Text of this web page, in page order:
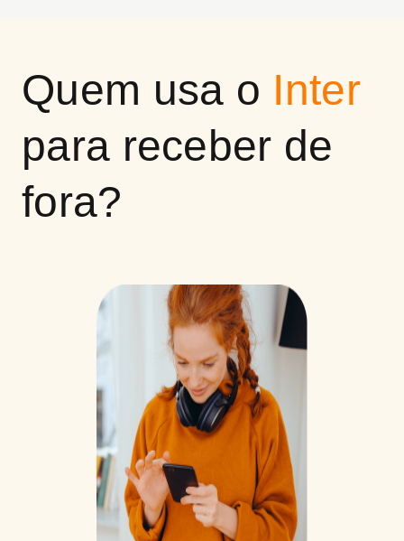
Quem usa o Inter
para receber de
fora?